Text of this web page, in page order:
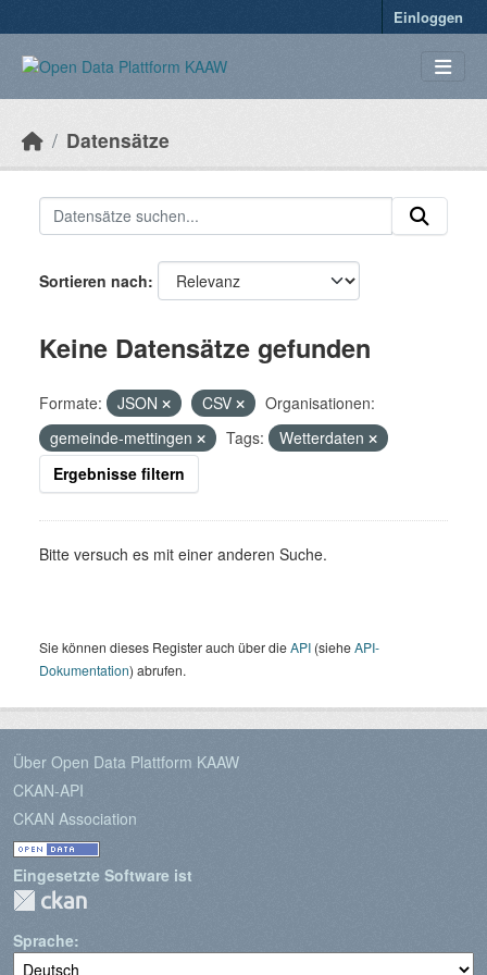
Einloggen
Datensätze
Sortieren nach
Keine Datensätze gefunden
Formate: JSON CSV
Organisationen:
gemeinde-mettingen
Tags:
Wetterdaten
Ergebnisse filtern
Bitte versuch es mit einer anderen Suche.
Sie können dieses Register auch über dieAPI (sieheAPI-
Dokumentation) abrufen.
Über Open Data Plattform KAAW
CKAN-API
CKAN Association
Eingesetzte Software ist
Sprache